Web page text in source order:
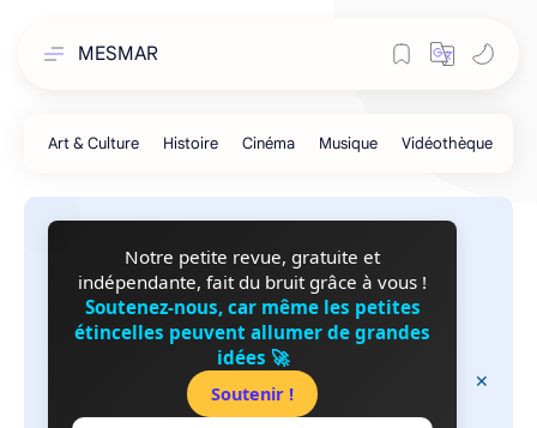
MESMAR
Notre petite revue, gratuite et
indépendante, fait du bruit grâce à vous !
Soutenez-nous, car même les petites
étincelles peuvent allumer de grandes
idées 🚀
Soutenir !